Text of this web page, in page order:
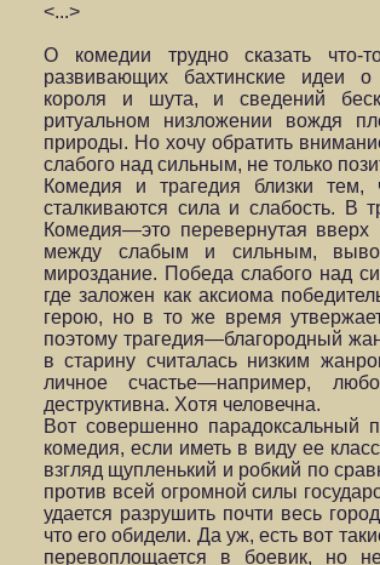
<...>
О комедии трудно сказать что-
развивающих бахтинские идеи о
короля и шута, и сведений
ритуальном низложении вождя
природы. Но хочу обратить
слабого над сильным, не только
Комедия и трагедия близки
сталкиваются сила и слабость. В
Комедия—это перевернутая вверх
между слабым и сильным,
мироздание. Победа слабого над
где заложен как аксиома
герою, но в то же время
поэтому трагедия—благородный
в старину считалась низким
личное счастье—например,
деструктивна. Хотя человечна.
Вот совершенно парадоксальный
комедия, если иметь в виду ее
взгляд щупленький и робкий по
против всей огромной силы
удается разрушить почти весь
что его обидели. Да уж, есть вот
перевоплощается в боевик, но